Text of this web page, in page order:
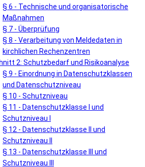
§ 6 - Technische und organisatorische
Maßnahmen
§ 7 - Überprüfung
§ 8 - Verarbeitung von Meldedaten in
kirchlichen Rechenzentren
2: Schutzbedarf und Risikoanalyse
§ 9 - Einordnung in Datenschutzklassen
und Datenschutzniveau
§ 10 - Schutzniveau
§ 11 - Datenschutzklasse I und
Schutzniveau I
§ 12 - Datenschutzklasse II und
Schutzniveau II
§ 13 - Datenschutzklasse III und
Schutzniveau III